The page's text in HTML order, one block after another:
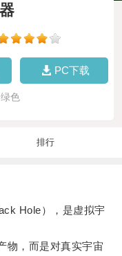
PC下载
色
排行
Hole），是虚拟宇
，而是对真实宇宙